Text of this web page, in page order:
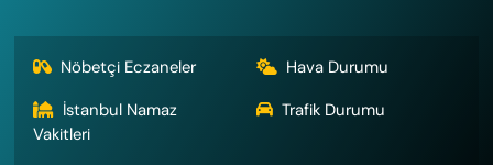
Nöbetçi Eczaneler
Hava Durumu
İstanbul Namaz
Vakitleri
Trafik Durumu